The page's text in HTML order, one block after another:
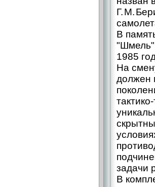
Г. М.
В
1985
На
должен
задачи
В